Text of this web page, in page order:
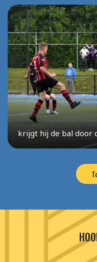
krijgt hij de bal door